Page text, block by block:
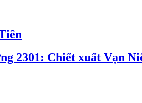
2301: Chiết xuất Vạn